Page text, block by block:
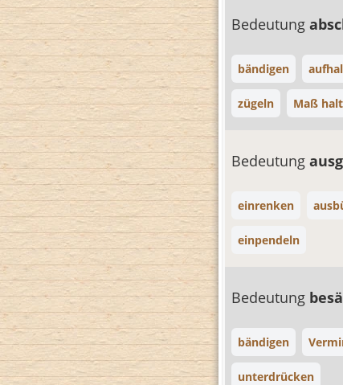
Bedeutung
bändigen
zügeln Maß
Bedeutung
einrenken
einpendeln
Bedeutung
bändigen
unterdrücken